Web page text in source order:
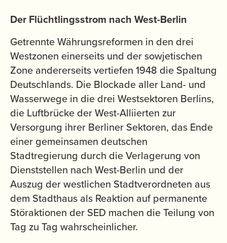
Der Flüchtlingsstrom nach West-Berlin
Getrennte Währungsreformen in den drei
Westzonen einerseits und der sowjetischen
Zone andererseits vertiefen 1948 die Spaltung
Deutschlands. Die Blockade aller Land- und
Wasserwege in die drei Westsektoren Berlins,
die Luftbrücke der West-Alliierten zur
Versorgung ihrer Berliner Sektoren, das Ende
einer gemeinsamen deutschen
Stadtregierung durch die Verlagerung von
Dienststellen nach West-Berlin und der
Auszug der westlichen Stadtverordneten aus
dem Stadthaus als Reaktion auf permanente
Störaktionen der SED machen die Teilung von
Tag zu Tag wahrscheinlicher.